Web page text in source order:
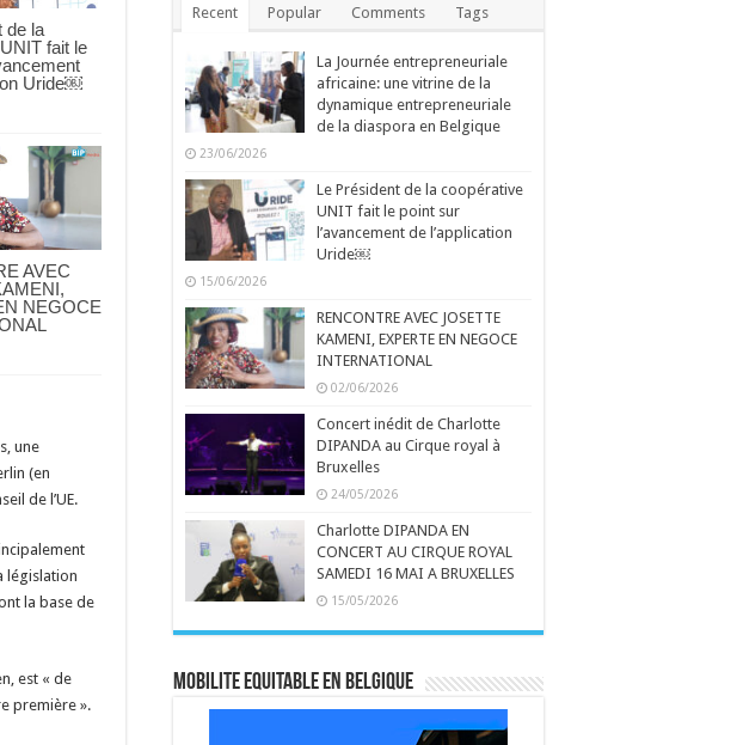
de la
fait le
Uride￼
AVEC
NEGOCE
une
(en
de l’UE.
législation
la base de
est « de
première ».
Recent Popular Comments Tags
La Journée entrepreneuriale
africaine: une vitrine de la
dynamique entrepreneuriale
de la diaspora en Belgique
23/06/2026
Le Président de la coopérative
UNIT fait le point sur
l’avancement de l’application
Uride￼
15/06/2026
RENCONTRE AVEC JOSETTE
KAMENI, EXPERTE EN NEGOCE
INTERNATIONAL
02/06/2026
Concert inédit de Charlotte
DIPANDA au Cirque royal à
Bruxelles
24/05/2026
Charlotte DIPANDA EN
CONCERT AU CIRQUE ROYAL
SAMEDI 16 MAI A BRUXELLES
15/05/2026
MOBILITE EQUITABLE EN BELGIQUE